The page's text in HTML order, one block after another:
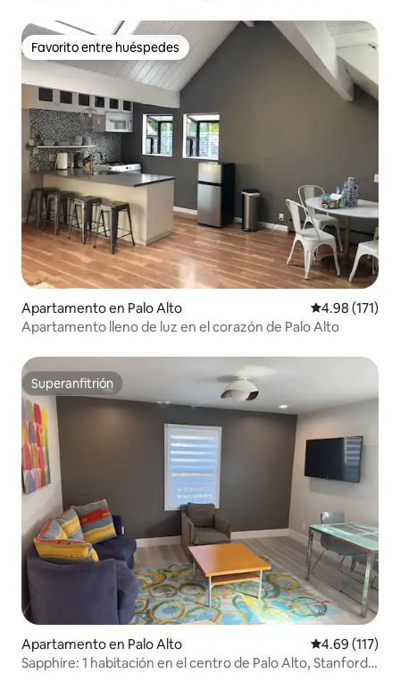
Favorito entre huéspedes
Favorito entre huéspedes
Apartamento en Palo Alto Calificación
4.98 (171)
Apartamento lleno de luz en el corazón de Palo Alto
Superanfitrión
Superanfitrión
Apartamento en Palo Alto Calificación
4.69 (117)
Sapphire: 1 habitación en el centro de Palo Alto, Stanford,